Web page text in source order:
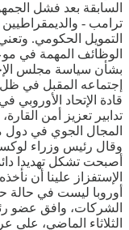
السابقة بعد فشل
ترامب -
التمويل الحكومي.
الوظائف المهمة في
بشأن سياسة مجلس
إجتماعه المقبل في ظل
قادة الإتحاد الأوروبي
تدابير تعزيز أمن
المجال الجوي في دول
وقال رئيس وزراء
أصبحت تشكل تهديدا
الإستفزاز علينا أن
أوروبا ليست في حالة
الشركات، وافق عضو